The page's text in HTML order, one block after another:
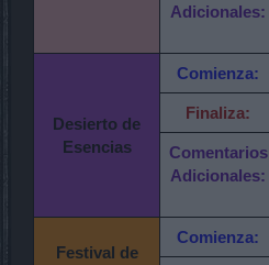
Adicionales:
Desierto de
Esencias
Comienza:
Finaliza:
Comentarios
Adicionales:
Festival de
Comienza: